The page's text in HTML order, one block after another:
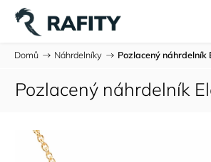
Domů / Náhrdelníky / Pozlacený náhrdelník
Pozlacený náhrdelník